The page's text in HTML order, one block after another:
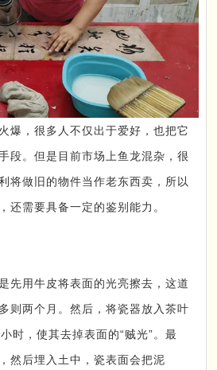
爆，很多人不仅出于爱好，也把它
段。但是目前市场上鱼龙混杂，很
将做旧的物件当作老东西卖，所以
还需要具备一定的鉴别能力。
先用牛皮将表面的光亮擦去，这道
则两个月。然后，将瓷器放入茶叶
时，使其去掉表面的“贼光”。最
然后埋入土中，瓷表面会把泥